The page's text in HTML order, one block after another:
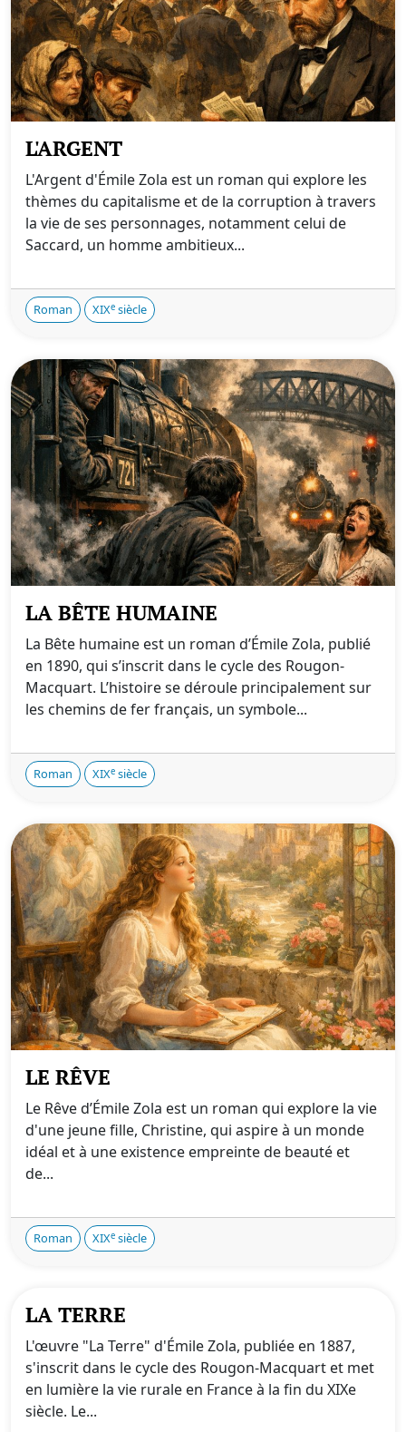
L'ARGENT
L'Argent d'Émile Zola est un roman qui explore les
thèmes du capitalisme et de la corruption à travers
la vie de ses personnages, notamment celui de
Saccard, un homme ambitieux...
Roman XIXe siècle
LA BÊTE HUMAINE
La Bête humaine est un roman d’Émile Zola, publié
en 1890, qui s’inscrit dans le cycle des Rougon-
Macquart. L’histoire se déroule principalement sur
les chemins de fer français, un symbole...
Roman XIXe siècle
LE RÊVE
Le Rêve d’Émile Zola est un roman qui explore la vie
d'une jeune fille, Christine, qui aspire à un monde
idéal et à une existence empreinte de beauté et
de...
Roman XIXe siècle
LA TERRE
L'œuvre "La Terre" d'Émile Zola, publiée en 1887,
s'inscrit dans le cycle des Rougon-Macquart et met
en lumière la vie rurale en France à la fin du XIXe
siècle. Le...